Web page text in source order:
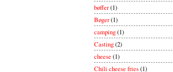
bøffer(1)
Bøger(1)
camping(1)
Casting(2)
cheese(1)
Chili cheese fries(1)